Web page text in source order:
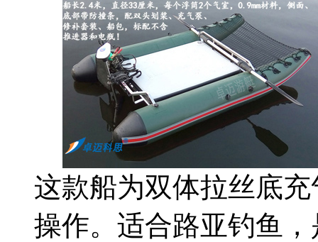
这款船为双体拉丝底
操作。适合路亚钓鱼